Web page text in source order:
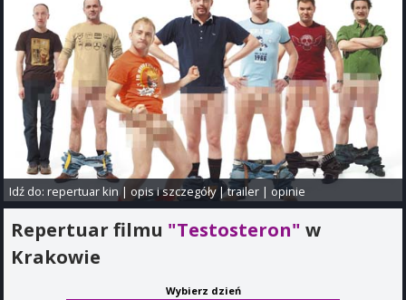
Idź do:repertuar kin | opis i szczegóły|trailer | opinie
Repertuar filmu "Testosteron" w
Krakowie
Wybierz dzień